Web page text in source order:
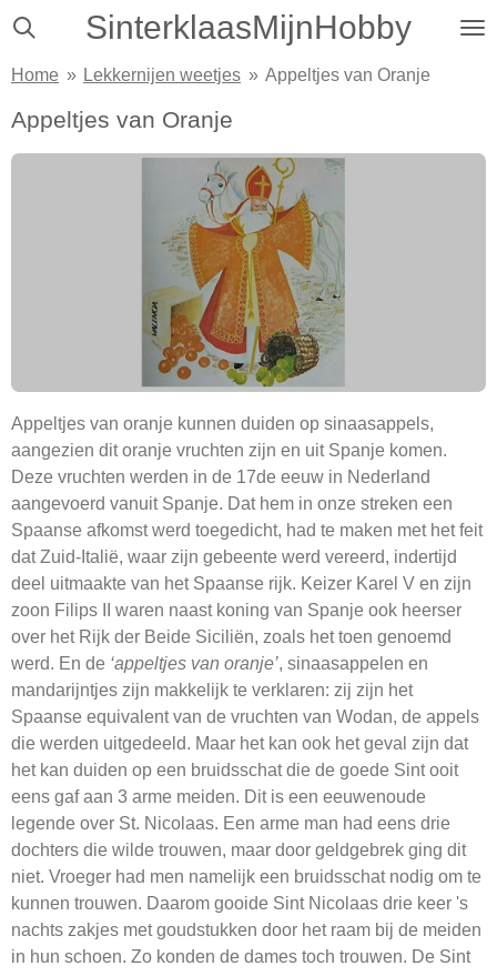
Ga
naar
hoofdinhoud
SinterklaasMijnHobby
Home » Lekkernijen weetjes » Appeltjes van Oranje
Appeltjes van Oranje
Appeltjes van oranje kunnen duiden op sinaasappels,
aangezien dit oranje vruchten zijn en uit Spanje komen.
Deze vruchten werden in de 17de eeuw in Nederland
aangevoerd vanuit Spanje. Dat hem in onze streken een
Spaanse afkomst werd toegedicht, had te maken met het feit
dat Zuid-Italië, waar zijn gebeente werd vereerd, indertijd
deel uitmaakte van het Spaanse rijk. Keizer Karel V en zijn
zoon Filips II waren naast koning van Spanje ook heerser
over het Rijk der Beide Siciliën, zoals het toen genoemd
werd. En de ‘appeltjes van oranje’, sinaasappelen en
mandarijntjes zijn makkelijk te verklaren: zij zijn het
Spaanse equivalent van de vruchten van Wodan, de appels
die werden uitgedeeld. Maar het kan ook het geval zijn dat
het kan duiden op een bruidsschat die de goede Sint ooit
eens gaf aan 3 arme meiden. Dit is een eeuwenoude
legende over St. Nicolaas. Een arme man had eens drie
dochters die wilde trouwen, maar door geldgebrek ging dit
niet. Vroeger had men namelijk een bruidsschat nodig om te
kunnen trouwen. Daarom gooide Sint Nicolaas drie keer 's
nachts zakjes met goudstukken door het raam bij de meiden
in hun schoen. Zo konden de dames toch trouwen. De Sint